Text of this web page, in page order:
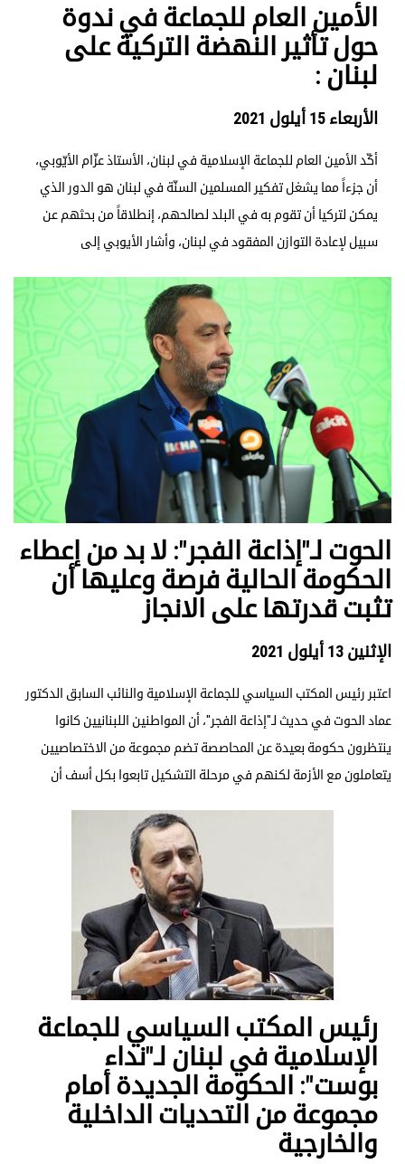
الأمين العام للجماعة في ندوة
حول تأثير النهضة التركية على
لبنان :
الأربعاء 15 أيلول 2021
أكّد الأمين العام للجماعة الإسلامية في لبنان، الأستاذ عزّام الأيّوبي،
أن جزءاً مما يشغل تفكير المسلمين السنّة في لبنان هو الدور الذي
يمكن لتركيا أن تقوم به في البلد لصالحهم، إنطلاقاً من بحثهم عن
سبيل لإعادة التوازن المفقود في لبنان، وأشار الأيوبي إلى
الحوت لـ"إذاعة الفجر": لا بد من إعطاء
الحكومة الحالية فرصة وعليها أن
تثبت قدرتها على الانجاز
الإثنين 13 أيلول 2021
اعتبر رئيس المكتب السياسي للجماعة الإسلامية والنائب السابق الدكتور
عماد الحوت في حديث لـ"إذاعة الفجر"، أن المواطنين اللبنانيين كانوا
ينتظرون حكومة بعيدة عن المحاصصة تضم مجموعة من الاختصاصيين
يتعاملون مع الأزمة لكنهم في مرحلة التشكيل تابعوا بكل أسف أن
رئيس المكتب السياسي للجماعة
الإسلامية في لبنان لـ"نداء
بوست": الحكومة الجديدة أمام
مجموعة من التحديات الداخلية
والخارجية